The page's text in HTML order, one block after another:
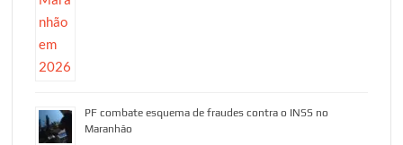
PF combate esquema de fraudes contra o INSS no
Maranhão